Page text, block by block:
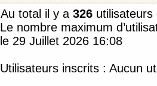
Au total il y a 326
Le nombre maximum
le 29 Juillet 2026 16:08
Utilisateurs inscrits : Aucun